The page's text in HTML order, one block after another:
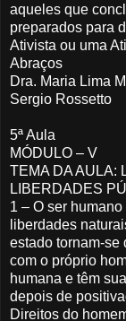
aqueles que
preparados para
Ativista ou uma
Abraços
Dra. Maria Lima
Sergio Rossetto
5ª Aula
MÓDULO – V
TEMA DA AULA:
LIBERDADES
1 – O ser
liberdades
estado tornam-se
com o próprio
humana e têm
depois de
Direitos do